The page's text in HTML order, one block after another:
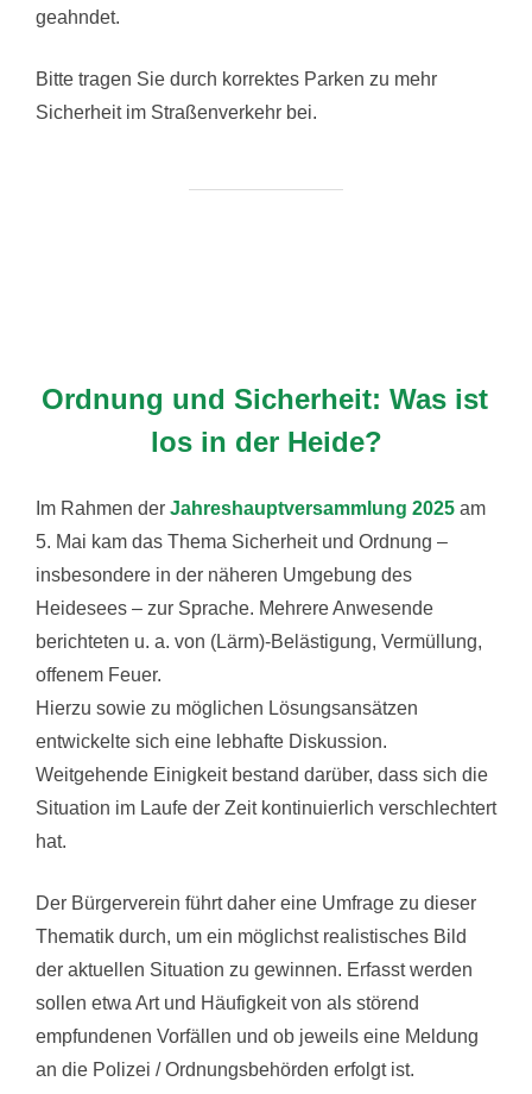
geahndet.
Bitte tragen Sie durch korrektes Parken zu mehr
Sicherheit im Straßenverkehr bei.
Ordnung und Sicherheit: Was ist
los in der Heide?
Im Rahmen der Jahreshauptversammlung 2025 am
5. Mai kam das Thema Sicherheit und Ordnung –
insbesondere in der näheren Umgebung des
Heidesees – zur Sprache. Mehrere Anwesende
berichteten u. a. von (Lärm)-Belästigung, Vermüllung,
offenem Feuer.
Hierzu sowie zu möglichen Lösungsansätzen
entwickelte sich eine lebhafte Diskussion.
Weitgehende Einigkeit bestand darüber, dass sich die
Situation im Laufe der Zeit kontinuierlich verschlechtert
hat.
Der Bürgerverein führt daher eine Umfrage zu dieser
Thematik durch, um ein möglichst realistisches Bild
der aktuellen Situation zu gewinnen. Erfasst werden
sollen etwa Art und Häufigkeit von als störend
empfundenen Vorfällen und ob jeweils eine Meldung
an die Polizei / Ordnungsbehörden erfolgt ist.